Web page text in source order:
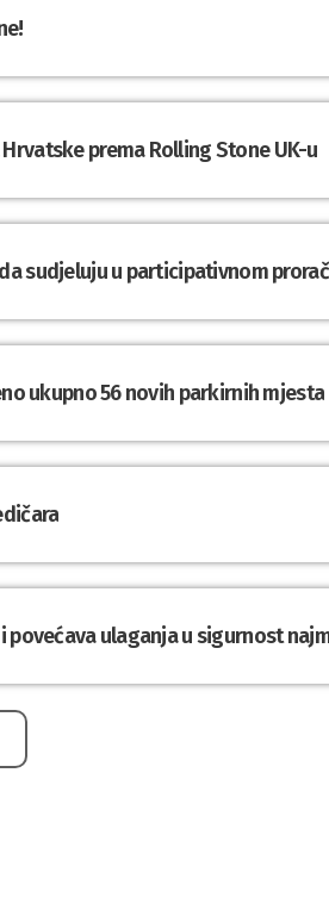
prema Rolling Stone UK-u
sudjeluju u participativnom
ukupno 56 novih parkirnih mjesta
povećava ulaganja u sigurnost